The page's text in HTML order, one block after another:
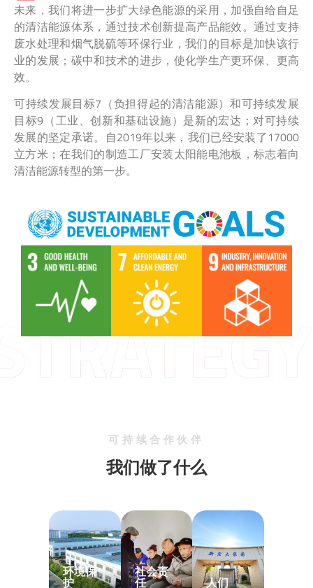
未来，我们将进一步扩大绿色能源的采用，加强自给自足
的清洁能源体系，通过技术创新提高产品能效。通过支持
废水处理和烟气脱硫等环保行业，我们的目标是加快该行
业的发展；碳中和技术的进步，使化学生产更环保、更高
效。
可持续发展目标7（负担得起的清洁能源）和可持续发展
目标9（工业、创新和基础设施）是新的宏达；对可持续
发展的坚定承诺。自2019年以来，我们已经安装了17000
立方米；在我们的制造工厂安装太阳能电池板，标志着向
清洁能源转型的第一步。
可持续合作伙伴
我们做了什么
环境保
护
社会责
任 人们